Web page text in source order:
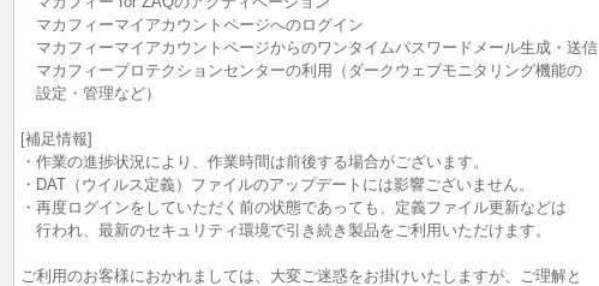
マカフィーマイアカウントページへのログイン
マカフィーマイアカウントページからのワンタイムパスワードメール生成・送信
マカフィープロテクションセンターの利用（ダークウェブモニタリング機能の
設定・管理など）
[補足情報]
・作業の進捗状況により、作業時間は前後する場合がございます。
・DAT（ウイルス定義）ファイルのアップデートには影響ございません。
・再度ログインをしていただく前の状態であっても、定義ファイル更新などは
行われ、最新のセキュリティ環境で引き続き製品をご利用いただけます。
ご利用のお客様におかれましては、大変ご迷惑をお掛けいたしますが、ご理解と